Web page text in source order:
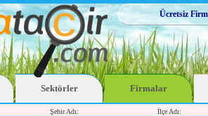
Ücretsiz
Sektörler Firmalar
Şehir Adı: İlçe Adı: